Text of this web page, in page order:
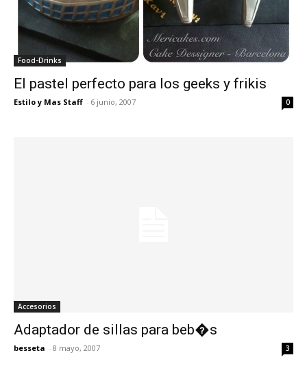
Food-Drinks
El pastel perfecto para los geeks y frikis
Estilo y Mas Staff - 6 junio, 2007 0
Accesorios
Adaptador de sillas para beb�s
besseta - 8 mayo, 2007 3